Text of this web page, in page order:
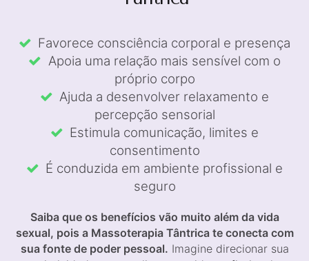
Favorece consciência corporal e presença
Apoia uma relação mais sensível com o
próprio corpo
Ajuda a desenvolver relaxamento e
percepção sensorial
Estimula comunicação, limites e
consentimento
É conduzida em ambiente profissional e
seguro
Saiba que os benefícios vão muito além da vida
sexual, pois a Massoterapia Tântrica te conecta com
sua fonte de poder pessoal. Imagine direcionar sua